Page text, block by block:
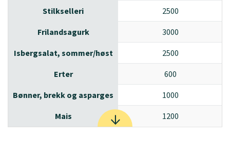
Stilkselleri 2500
Frilandsagurk 3000
Isbergsalat, sommer/høst 2500
Erter 600
Bønner, brekk og asparges 1000
Mais 1200